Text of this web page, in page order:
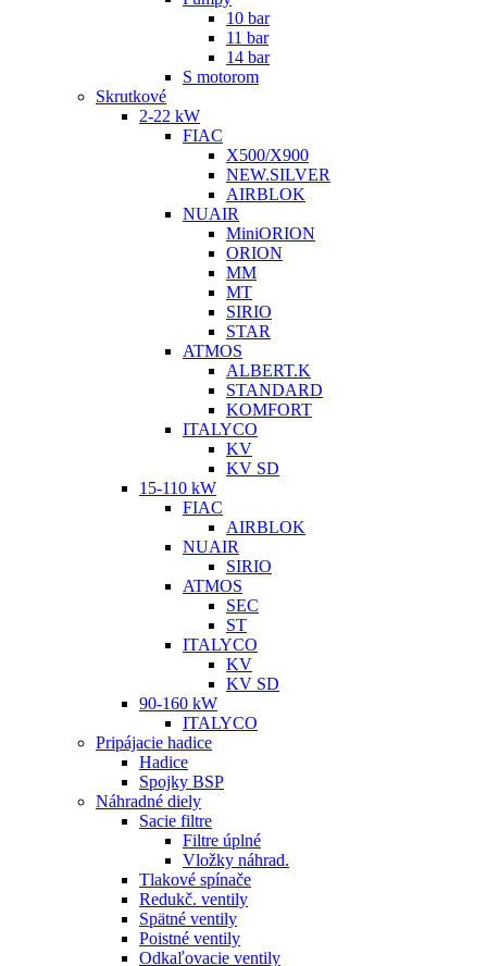
10 bar
11 bar
14 bar
S motorom
Skrutkové
2-22 kW
FIAC
X500/X900
NEW.SILVER
AIRBLOK
NUAIR
MiniORION
ORION
MM
MT
SIRIO
STAR
ATMOS
ALBERT.K
STANDARD
KOMFORT
ITALYCO
KV
KV SD
15-110 kW
FIAC
AIRBLOK
NUAIR
SIRIO
ATMOS
SEC
ST
ITALYCO
KV
KV SD
90-160 kW
ITALYCO
Pripájacie hadice
Hadice
Spojky BSP
Náhradné diely
Sacie filtre
Filtre úplné
Vložky náhrad.
Tlakové spínače
Redukč. ventily
Spätné ventily
Poistné ventily
Odkaľovacie ventily